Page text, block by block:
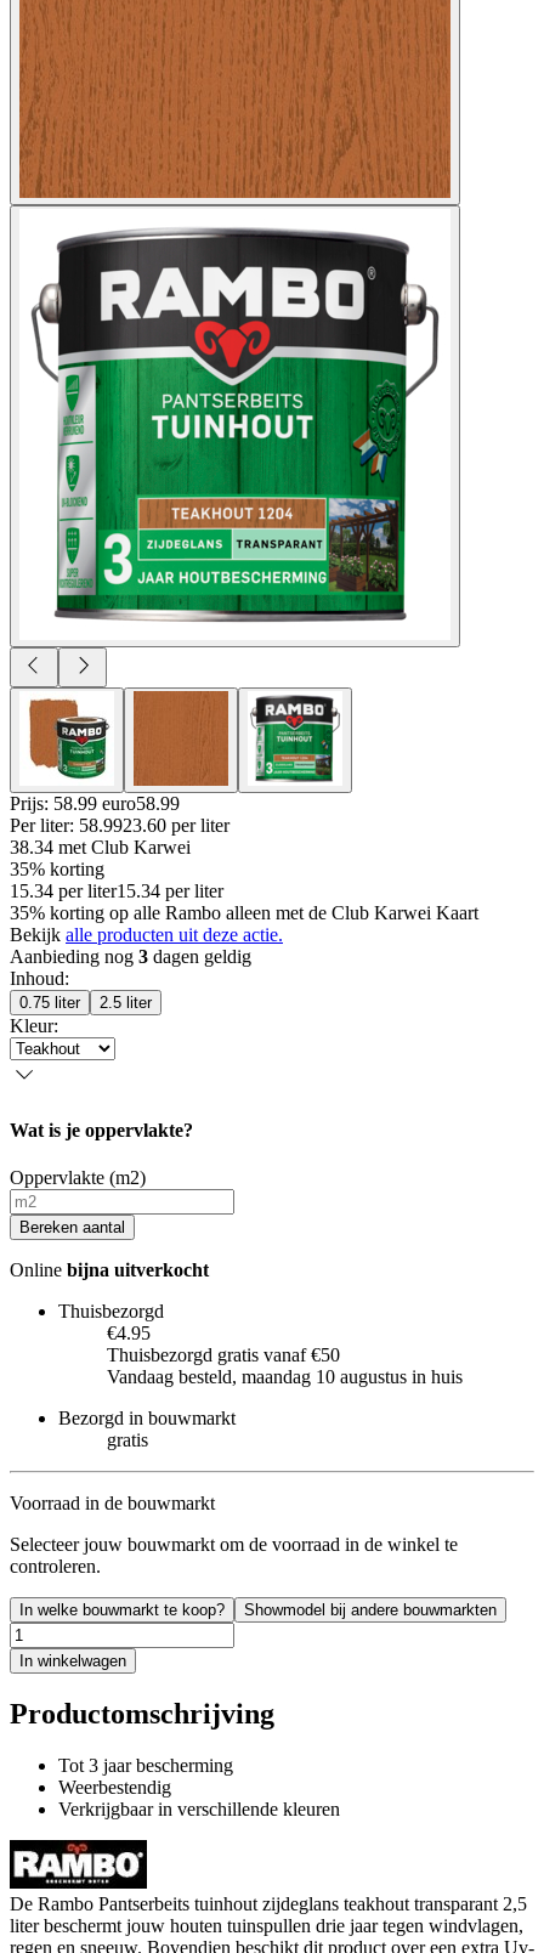
Prijs: 58.99 euro58.99
Per liter: 58.9923.60 per liter
38.34 met Club Karwei
35% korting
15.34 per liter15.34 per liter
35% korting op alle Rambo alleen met de Club Karwei Kaart
Bekijk alle producten uit deze actie.
Aanbieding nog 3 dagen geldig
Inhoud:
0.75 liter 2.5 liter
Kleur:
Wat is je oppervlakte?
Oppervlakte (m2)
Bereken aantal
Online bijna uitverkocht
Thuisbezorgd
€4.95
Thuisbezorgd gratis vanaf €50
Vandaag besteld, maandag 10 augustus in huis
Bezorgd in bouwmarkt
gratis
Voorraad in de bouwmarkt
Selecteer jouw bouwmarkt om de voorraad in de winkel te
controleren.
In welke bouwmarkt te koop? Showmodel bij andere bouwmarkten
In winkelwagen
Productomschrijving
Tot 3 jaar bescherming
Weerbestendig
Verkrijgbaar in verschillende kleuren
De Rambo Pantserbeits tuinhout zijdeglans teakhout transparant 2,5
liter beschermt jouw houten tuinspullen drie jaar tegen windvlagen,
regen en sneeuw. Bovendien beschikt dit product over een extra Uv-